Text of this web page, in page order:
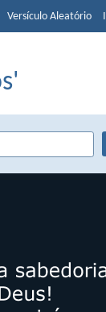
Versículo Aleatório